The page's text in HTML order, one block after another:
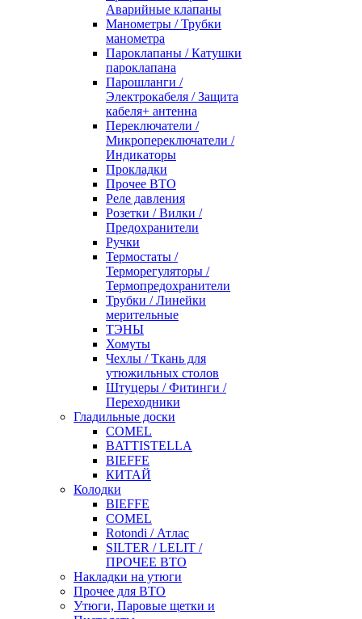
Аварийные клапаны
Манометры / Трубки
манометра
Пароклапаны / Катушки
пароклапана
Парошланги /
Электрокабеля / Защита
кабеля+ антенна
Переключатели /
Микропереключатели /
Индикаторы
Прокладки
Прочее ВТО
Реле давления
Розетки / Вилки /
Предохранители
Ручки
Термостаты /
Терморегуляторы /
Термопредохранители
Трубки / Линейки
мерительные
ТЭНЫ
Хомуты
Чехлы / Ткань для
утюжильных столов
Штуцеры / Фитинги /
Переходники
Гладильные доски
COMEL
BATTISTELLA
BIEFFE
КИТАЙ
Колодки
BIEFFE
COMEL
Rotondi / Атлас
SILTER / LELIT /
ПРОЧЕЕ ВТО
Накладки на утюги
Прочее для ВТО
Утюги, Паровые щетки и